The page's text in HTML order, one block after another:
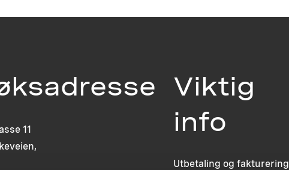
11
Viktig
info
Utbetaling og fakturering